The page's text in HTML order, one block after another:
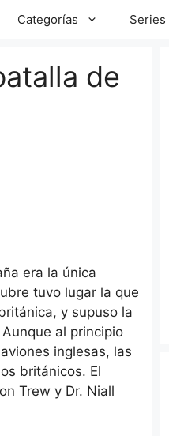
Categorías Series
de
era la única
tuvo lugar la que
y supuso la
al principio
inglesas, las
británicos. El
Trew y Dr. Niall